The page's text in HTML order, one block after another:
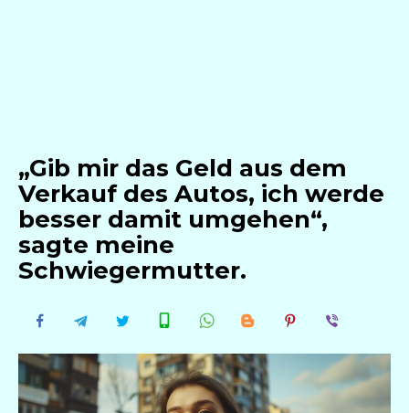
„Gib mir das Geld aus dem
Verkauf des Autos, ich werde
besser damit umgehen“,
sagte meine
Schwiegermutter.